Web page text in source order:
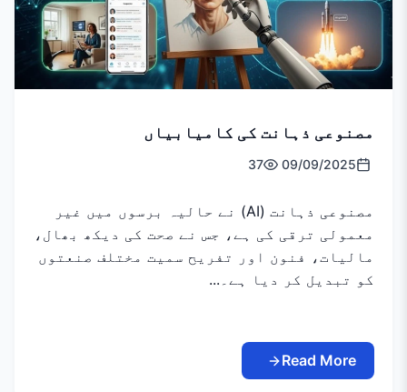
مصنوعی ذہانت کی کامیابیاں
09/09/2025
37
مصنوعی ذہانت (AI) نے حالیہ برسوں میں غیر
معمولی ترقی کی ہے، جس نے صحت کی دیکھ بھال،
مالیات، فنون اور تفریح سمیت مختلف صنعتوں
کو تبدیل کر دیا ہے۔...
Read More